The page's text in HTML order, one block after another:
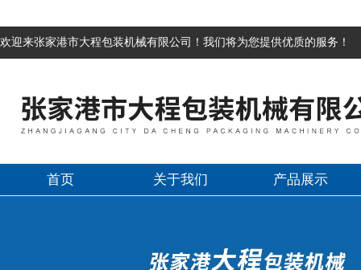
欢迎来张家港市大程包装机械有限公司！我们将为您提供优质的服务！
首页 关于我们 产品展示